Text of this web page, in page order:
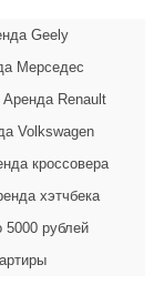
Geely
Мерседес
Аренда Renault
Volkswagen
кроссовера
хэтчбека
5000 рублей